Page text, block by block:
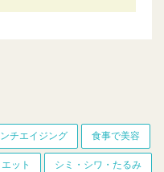
チエイジング 食事で美容
ット シミ・シワ・たるみ